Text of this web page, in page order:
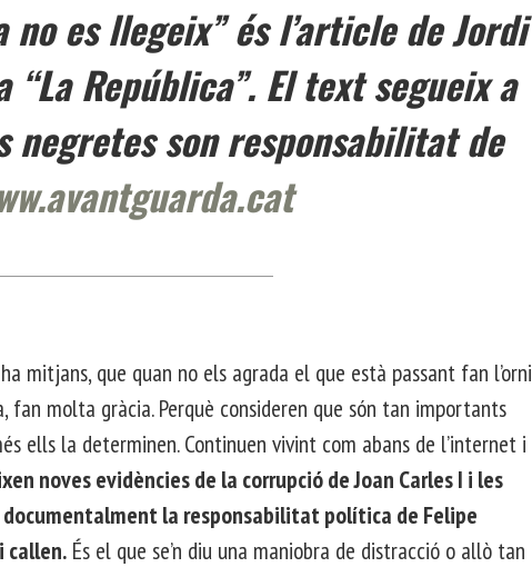
no es llegeix” és l’article de Jordi
“La República”. El text segueix a
negretes son responsabilitat de
que quan no els agrada el que està passant fan l’orni
fan molta gràcia. Perquè consideren que són tan importants
ells la determinen. Continuen vivint com abans de l’internet i
noves evidències de la corrupció de Joan Carles I i les
documentalment la responsabilitat política de Felipe
callen. És el que se’n diu una maniobra de distracció o allò tan